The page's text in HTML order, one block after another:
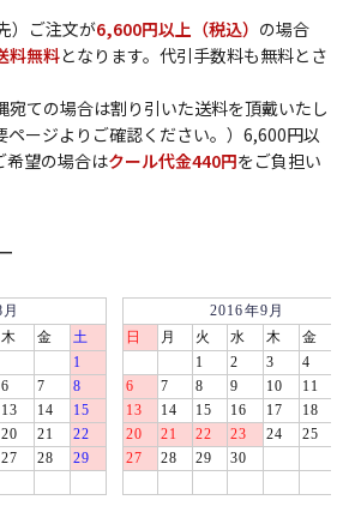
）ご注文が6,600円以上（税込） の場合
料無料となります。代引手数料も無料とさ
宛ての場合は割り引いた送料を頂戴いたし
ページよりご確認ください。）6,600円以
希望の場合はクール代金440円をご負担い